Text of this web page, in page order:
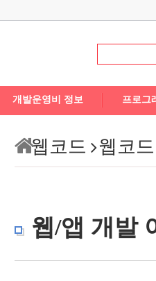
개발운영비 정보 프로그
웹코드 웹코
웹/앱 개발